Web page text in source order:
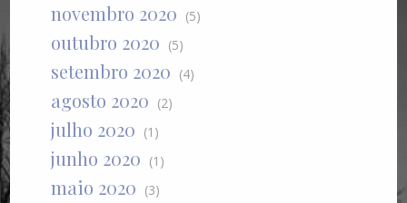
novembro 2020 (5)
outubro 2020 (5)
setembro 2020 (4)
agosto 2020 (2)
julho 2020 (1)
junho 2020 (1)
maio 2020 (3)